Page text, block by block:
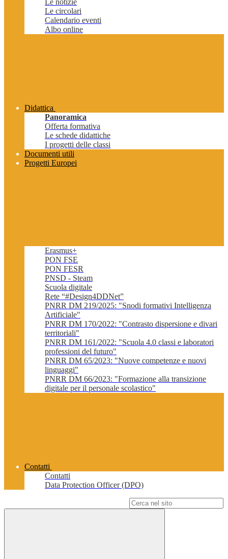
Le notizie
Le circolari
Calendario eventi
Albo online
Didattica
Panoramica
Offerta formativa
Le schede didattiche
I progetti delle classi
Documenti utili
Progetti Europei
Erasmus+
PON FSE
PON FESR
PNSD - Steam
Scuola digitale
Rete “#Design4DDNet”
PNRR DM 219/2025: "Snodi formativi Intelligenza
Artificiale"
PNRR DM 170/2022: "Contrasto dispersione e divari
territoriali"
PNRR DM 161/2022: "Scuola 4.0 classi e laboratori
professioni del futuro"
PNRR DM 65/2023: "Nuove competenze e nuovi
linguaggi"
PNRR DM 66/2023: "Formazione alla transizione
digitale per il personale scolastico"
Contatti
Contatti
Data Protection Officer (DPO)